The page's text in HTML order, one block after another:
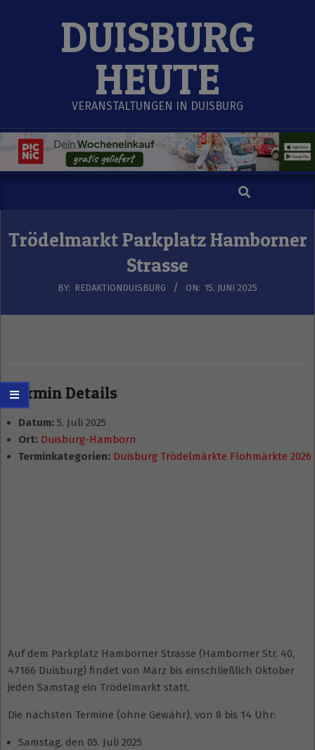
DUISBURG
HEUTE
VERANSTALTUNGEN IN DUISBURG
Menu
Search
Trödelmarkt Parkplatz Hamborner
Strasse
BY: REDAKTIONDUISBURG ON: 15. JUNI 2025
Termin Details
Datum: 5. Juli 2025
Ort: Duisburg-Hamborn
Terminkategorien: Duisburg Trödelmärkte Flohmärkte 2026
Auf dem Parkplatz Hamborner Strasse (Hamborner Str. 40,
47166 Duisburg) findet von März bis einschließlich Oktober
jeden Samstag ein Trödelmarkt statt.
Die nächsten Termine (ohne Gewähr), von 8 bis 14 Uhr:
Samstag, den 05. Juli 2025